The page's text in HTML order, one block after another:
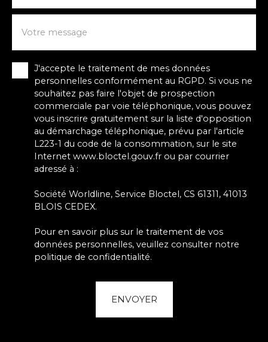
Votre message
J'accepte le traitement de mes données
personnelles conformément au RGPD. Si vous ne
souhaitez pas faire l'objet de prospection
commerciale par voie téléphonique, vous pouvez
vous inscrire gratuitement sur la liste d'opposition
au démarchage téléphonique, prévu par l'article
L223-1 du code de la consommation, sur le site
Internet www.bloctel.gouv.fr ou par courrier
adressé à :
Société Worldline, Service Bloctel, CS 61311, 41013
BLOIS CEDEX.
Pour en savoir plus sur le traitement de vos
données personnelles, veuillez consulter notre
politique de confidentialité.
ENVOYER